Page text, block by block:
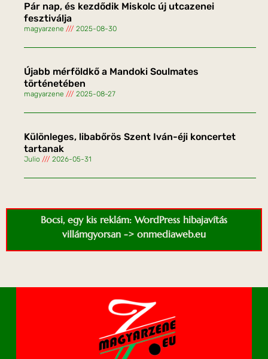
Pár nap, és kezdődik Miskolc új utcazenei
fesztiválja
magyarzene 2025-08-30
Újabb mérföldkő a Mandoki Soulmates
történetében
magyarzene 2025-08-27
Különleges, libabőrös Szent Iván-éji koncertet
tartanak
Julio 2026-05-31
Bocsi, egy kis reklám: WordPress hibajavítás
villámgyorsan -> onmediaweb.eu